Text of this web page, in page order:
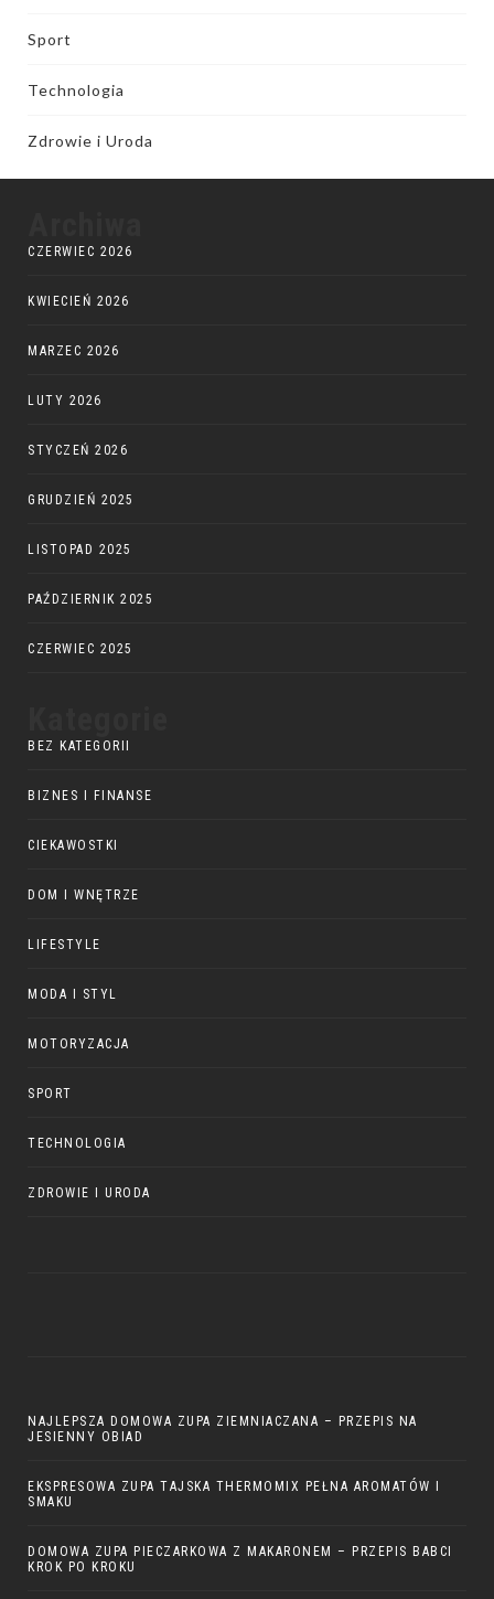
Sport
Technologia
Zdrowie i Uroda
CZERWIEC 2026
KWIECIEŃ 2026
MARZEC 2026
LUTY 2026
STYCZEŃ 2026
GRUDZIEŃ 2025
LISTOPAD 2025
PAŹDZIERNIK 2025
CZERWIEC 2025
BEZ KATEGORII
BIZNES I FINANSE
CIEKAWOSTKI
DOM I WNĘTRZE
LIFESTYLE
MODA I STYL
MOTORYZACJA
SPORT
TECHNOLOGIA
ZDROWIE I URODA
NAJLEPSZA DOMOWA ZUPA ZIEMNIACZANA – PRZEPIS NA
JESIENNY OBIAD
EKSPRESOWA ZUPA TAJSKA THERMOMIX PEŁNA AROMATÓW I
SMAKU
DOMOWA ZUPA PIECZARKOWA Z MAKARONEM – PRZEPIS BABCI
KROK PO KROKU